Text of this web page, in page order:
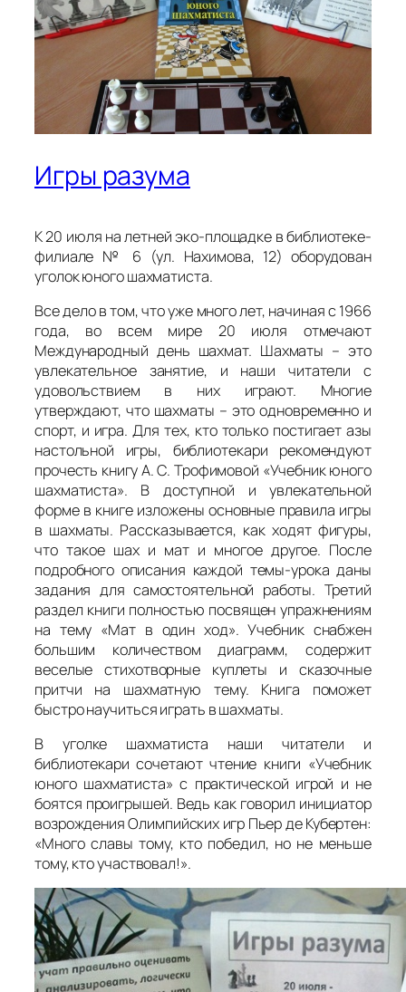
Игры разума
К 20 июля на летней эко-площадке в библиотеке-
филиале № 6 (ул. Нахимова, 12) оборудован
уголок юного шахматиста.
Все дело в том, что уже много лет, начиная с 1966
года, во всем мире 20 июля отмечают
Международный день шахмат. Шахматы – это
увлекательное занятие, и наши читатели с
удовольствием в них играют. Многие
утверждают, что шахматы – это одновременно и
спорт, и игра. Для тех, кто только постигает азы
настольной игры, библиотекари рекомендуют
прочесть книгу А. С. Трофимовой «Учебник юного
шахматиста». В доступной и увлекательной
форме в книге изложены основные правила игры
в шахматы. Рассказывается, как ходят фигуры,
что такое шах и мат и многое другое. После
подробного описания каждой темы-урока даны
задания для самостоятельной работы. Третий
раздел книги полностью посвящен упражнениям
на тему «Мат в один ход». Учебник снабжен
большим количеством диаграмм, содержит
веселые стихотворные куплеты и сказочные
притчи на шахматную тему. Книга поможет
быстро научиться играть в шахматы.
В уголке шахматиста наши читатели и
библиотекари сочетают чтение книги «Учебник
юного шахматиста» с практической игрой и не
боятся проигрышей. Ведь как говорил инициатор
возрождения Олимпийских игр Пьер де Кубертен:
«Много славы тому, кто победил, но не меньше
тому, кто участвовал!».